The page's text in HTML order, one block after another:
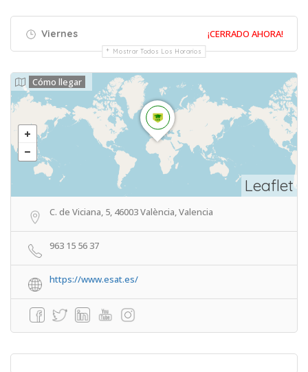
Viernes ¡CERRADO AHORA!
Mostrar Todos Los Horarios
Leaflet
Cómo llegar
C. de Viciana, 5, 46003 València, Valencia
963 15 56 37
https://www.esat.es/